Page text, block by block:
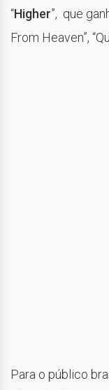
“Higher”, que
From Heaven”,
Para o público